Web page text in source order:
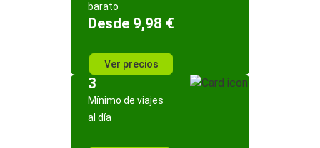
barato
Desde 9,98 €
Ver precios
3
Mínimo de viajes
al día